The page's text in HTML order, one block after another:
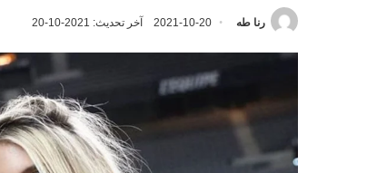
رنا طه 2021-10-20 آخر تحديث: 2021-10-20